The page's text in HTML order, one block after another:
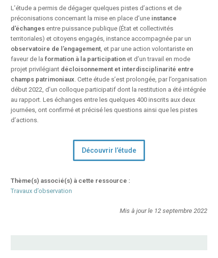
L’étude a permis de dégager quelques pistes d’actions et de
préconisations concernant la mise en place d’une instance
d’échanges entre puissance publique (État et collectivités
territoriales) et citoyens engagés, instance accompagnée par un
observatoire de l’engagement, et par une action volontariste en
faveur de laformation à la participation et d’un travail en mode
projet privilégiant décloisonnement et interdisciplinarité entre
champs patrimoniaux. Cette étude s’est prolongée, par l’organisation
début 2022, d’un colloque participatif dont la restitution a été intégrée
au rapport. Les échanges entre les quelques 400 inscrits aux deux
journées, ont confirmé et précisé les questions ainsi que les pistes
d’actions.
Découvrir l’étude
Thème(s) associé(s) à cette ressource :
Travaux d’observation
Mis à jour le 12 septembre 2022